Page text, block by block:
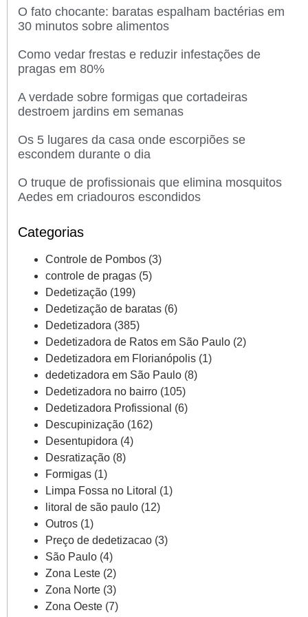
O fato chocante: baratas espalham bactérias em
30 minutos sobre alimentos
Como vedar frestas e reduzir infestações de
pragas em 80%
A verdade sobre formigas que cortadeiras
destroem jardins em semanas
Os 5 lugares da casa onde escorpiões se
escondem durante o dia
O truque de profissionais que elimina mosquitos
Aedes em criadouros escondidos
Categorias
Controle de Pombos (3)
controle de pragas (5)
Dedetização (199)
Dedetização de baratas (6)
Dedetizadora (385)
Dedetizadora de Ratos em São Paulo (2)
Dedetizadora em Florianópolis (1)
dedetizadora em São Paulo (8)
Dedetizadora no bairro (105)
Dedetizadora Profissional (6)
Descupinização (162)
Desentupidora (4)
Desratização (8)
Formigas (1)
Limpa Fossa no Litoral (1)
litoral de são paulo (12)
Outros (1)
Preço de dedetizacao (3)
São Paulo (4)
Zona Leste (2)
Zona Norte (3)
Zona Oeste (7)